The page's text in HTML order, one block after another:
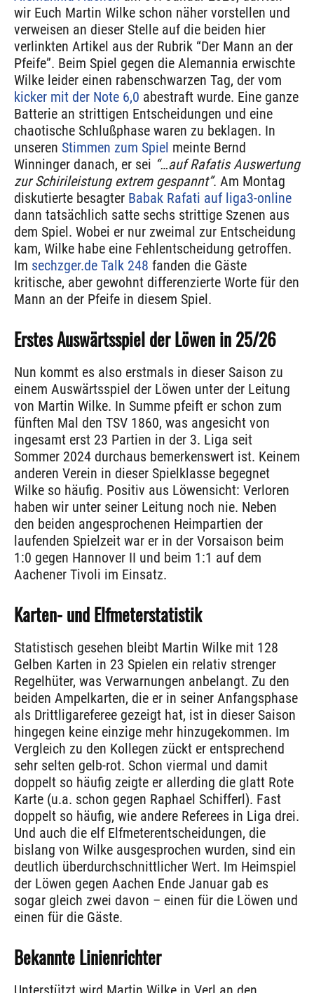
wir Euch Martin Wilke schon näher vorstellen und
verweisen an dieser Stelle auf die beiden hier
verlinkten Artikel aus der Rubrik “Der Mann an der
Pfeife”. Beim Spiel gegen die Alemannia erwischte
Wilke leider einen rabenschwarzen Tag, der vom
kicker mit der Note 6,0 abestraft wurde. Eine ganze
Batterie an strittigen Entscheidungen und eine
chaotische Schlußphase waren zu beklagen. In
unseren Stimmen zum Spiel meinte Bernd
Winninger danach, er sei “…auf Rafatis Auswertung
zur Schirileistung extrem gespannt”. Am Montag
diskutierte besagter Babak Rafati auf liga3-online
dann tatsächlich satte sechs strittige Szenen aus
dem Spiel. Wobei er nur zweimal zur Entscheidung
kam, Wilke habe eine Fehlentscheidung getroffen.
Im sechzger.de Talk 248 fanden die Gäste
kritische, aber gewohnt differenzierte Worte für den
Mann an der Pfeife in diesem Spiel.
Erstes Auswärtsspiel der Löwen in 25/26
Nun kommt es also erstmals in dieser Saison zu
einem Auswärtsspiel der Löwen unter der Leitung
von Martin Wilke. In Summe pfeift er schon zum
fünften Mal den TSV 1860, was angesicht von
ingesamt erst 23 Partien in der 3. Liga seit
Sommer 2024 durchaus bemerkenswert ist. Keinem
anderen Verein in dieser Spielklasse begegnet
Wilke so häufig. Positiv aus Löwensicht: Verloren
haben wir unter seiner Leitung noch nie. Neben
den beiden angesprochenen Heimpartien der
laufenden Spielzeit war er in der Vorsaison beim
1:0 gegen Hannover II und beim 1:1 auf dem
Aachener Tivoli im Einsatz.
Karten- und Elfmeterstatistik
Statistisch gesehen bleibt Martin Wilke mit 128
Gelben Karten in 23 Spielen ein relativ strenger
Regelhüter, was Verwarnungen anbelangt. Zu den
beiden Ampelkarten, die er in seiner Anfangsphase
als Drittligareferee gezeigt hat, ist in dieser Saison
hingegen keine einzige mehr hinzugekommen. Im
Vergleich zu den Kollegen zückt er entsprechend
sehr selten gelb-rot. Schon viermal und damit
doppelt so häufig zeigte er allerding die glatt Rote
Karte (u.a. schon gegen Raphael Schifferl). Fast
doppelt so häufig, wie andere Referees in Liga drei.
Und auch die elf Elfmeterentscheidungen, die
bislang von Wilke ausgesprochen wurden, sind ein
deutlich überdurchschnittlicher Wert. Im Heimspiel
der Löwen gegen Aachen Ende Januar gab es
sogar gleich zwei davon – einen für die Löwen und
einen für die Gäste.
Bekannte Linienrichter